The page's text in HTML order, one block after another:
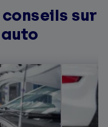
sur
auto